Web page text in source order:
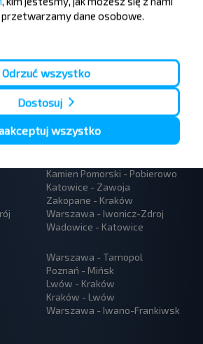
Zapisz się
linky
Warszawa - Mszczonow
Lublin - Warszawa
Kamien Pomorski - Pobierowo
Katowice - Zawoja
Zakopane - Kraków
Warszawa - Iwonicz-Zdroj
Wadowice - Katowice
Warszawa - Tarnopol
Poznań - Mińsk
Lwów - Kraków
Kraków - Lwów
Warszawa - Iwano-Frankiwsk
dane osobowe.
Odrzuć wszystko
Dostosuj
wszystko